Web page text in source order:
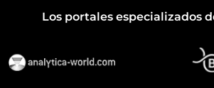
Los portales especializados